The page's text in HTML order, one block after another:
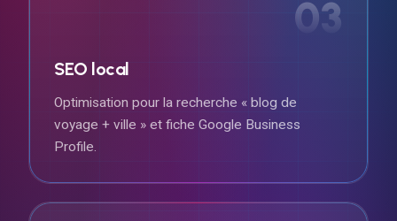
03
SEO local
Optimisation pour la recherche « blog de
voyage + ville » et fiche Google Business
Profile.